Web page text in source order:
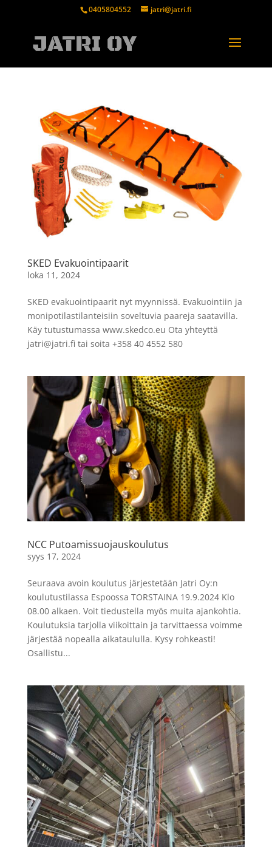
0405804552 jatri@jatri.fi
SKED Evakuointipaarit
loka 11, 2024
SKED evakuointipaarit nyt myynnissä. Evakuointiin ja
monipotilastilanteisiin soveltuvia paareja saatavilla.
Käy tutustumassa www.skedco.eu Ota yhteyttä
jatri@jatri.fi tai soita +358 40 4552 580
NCC Putoamissuojauskoulutus
syys 17, 2024
Seuraava avoin koulutus järjestetään Jatri Oy:n
koulutustilassa Espoossa TORSTAINA 19.9.2024 Klo
08.00 alkaen. Voit tiedustella myös muita ajankohtia.
Koulutuksia tarjolla viikoittain ja tarvittaessa voimme
järjestää nopealla aikataululla. Kysy rohkeasti!
Osallistu...